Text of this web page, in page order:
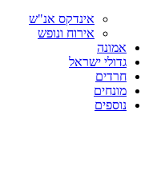
אינדקס אנ"ש
אירוח ונופש
אמונה
גדולי ישראל
חרדים
מונחים
נוספים